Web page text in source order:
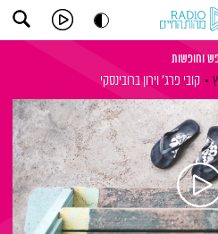
וחופשות
קובי פרג' וירון ברובינסקי